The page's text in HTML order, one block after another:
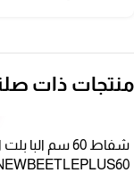
منتجات ذات
شفاط 60 سم